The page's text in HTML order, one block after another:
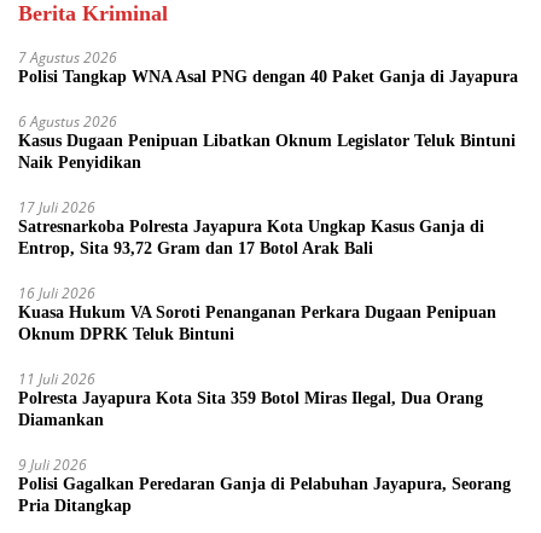
Berita Kriminal
7 Agustus 2026
Polisi Tangkap WNA Asal PNG dengan 40 Paket Ganja di Jayapura
6 Agustus 2026
Kasus Dugaan Penipuan Libatkan Oknum Legislator Teluk Bintuni
Naik Penyidikan
17 Juli 2026
Satresnarkoba Polresta Jayapura Kota Ungkap Kasus Ganja di
Entrop, Sita 93,72 Gram dan 17 Botol Arak Bali
16 Juli 2026
Kuasa Hukum VA Soroti Penanganan Perkara Dugaan Penipuan
Oknum DPRK Teluk Bintuni
11 Juli 2026
Polresta Jayapura Kota Sita 359 Botol Miras Ilegal, Dua Orang
Diamankan
9 Juli 2026
Polisi Gagalkan Peredaran Ganja di Pelabuhan Jayapura, Seorang
Pria Ditangkap